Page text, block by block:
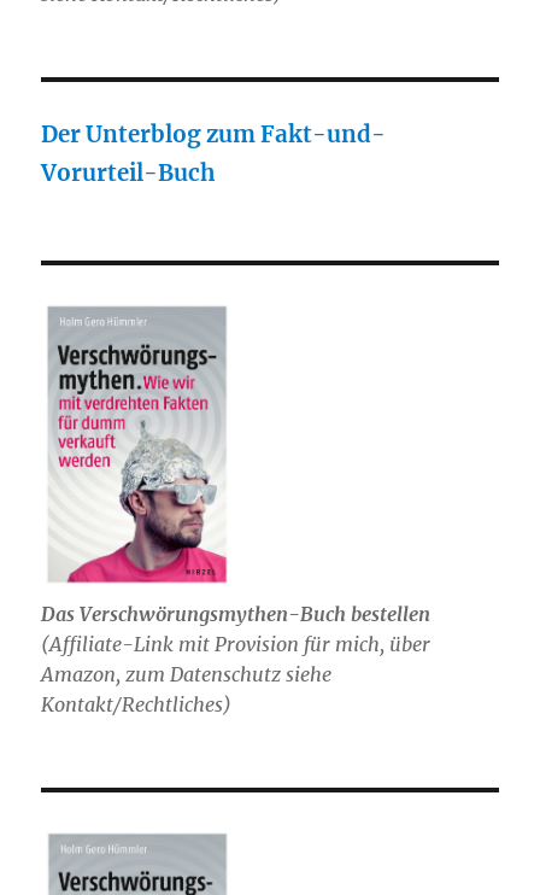
Der Unterblog zum Fakt-und-
Vorurteil-Buch
Das Verschwörungsmythen-Buch bestellen
(Affiliate-Link mit Provision für mich, über
Amazon, zum Datenschutz siehe
Kontakt/Rechtliches)